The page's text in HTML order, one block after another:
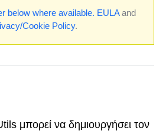
below where available. EULAand
Cookie Policy.
μπορεί να δημιουργήσει τον